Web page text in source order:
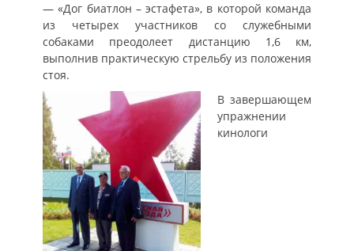
— «Дог биатлон – эстафета», в которой команда
из четырех участников со служебными
собаками преодолеет дистанцию 1,6 км,
выполнив практическую стрельбу из положения
стоя.
В завершающем
упражнении
кинологи